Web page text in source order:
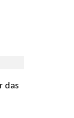
das